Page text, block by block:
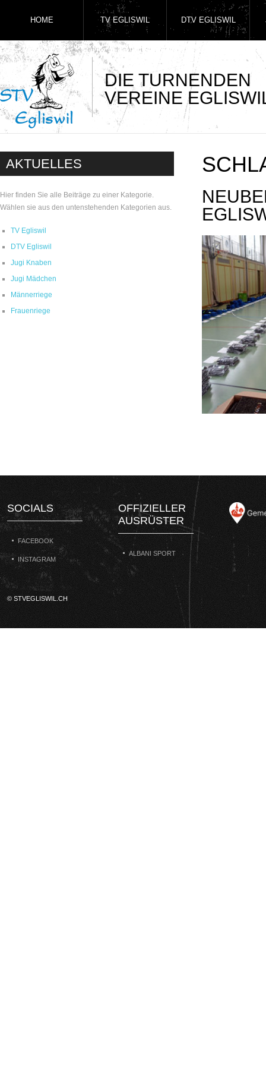
DIE TURNENDEN
VEREINE
HOME TV EGLISWIL DTV EGLISWIL
AKTUELLES
Hier finden Sie alle Beiträge zu einer Kategorie.
Wählen sie aus den untenstehenden Kategorien aus.
TV Egliswil
DTV Egliswil
Jugi Knaben
Jugi Mädchen
Männerriege
Frauenriege
SOCIALS
FACEBOOK
INSTAGRAM
OFFIZIELLER
AUSRÜSTER
ALBANI SPORT
© STVEGLISWIL.CH